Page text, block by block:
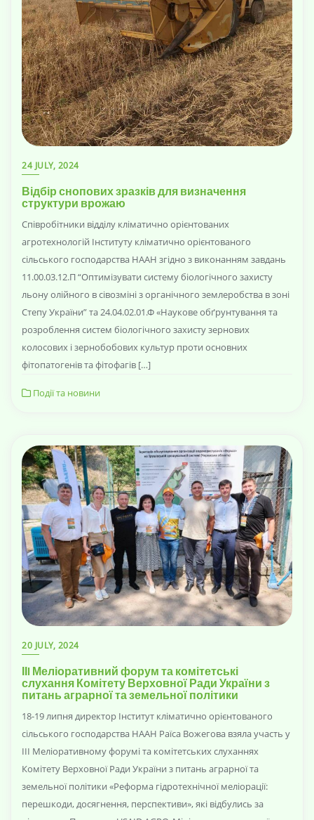
24 JULY, 2024
Відбір снопових зразків для визначення
структури врожаю
Співробітники відділу кліматично орієнтованих
агротехнологій Інституту кліматично орієнтованого
сільського господарства НААН згідно з виконанням завдань
11.00.03.12.П “Оптимізувати систему біологічного захисту
льону олійного в сівозміні з органічного землеробства в зоні
Степу України” та 24.04.02.01.Ф «Наукове обґрунтування та
розроблення систем біологічного захисту зернових
колосових і зернобобових культур проти основних
фітопатогенів та фітофагів […]
Події та новини
20 JULY, 2024
ІІI Меліоративний форум та комітетські
слухання Комітету Верховної Ради України з
питань аграрної та земельної політики
18-19 липня директор Інститут кліматично орієнтованого
сільського господарства НААН Раїса Вожегова взяла участь у
ІІІ Меліоративному форумі та комітетських слуханнях
Комітету Верховної Ради України з питань аграрної та
земельної політики «Реформа гідротехнічної меліорації:
перешкоди, досягнення, перспективи», які відбулись за